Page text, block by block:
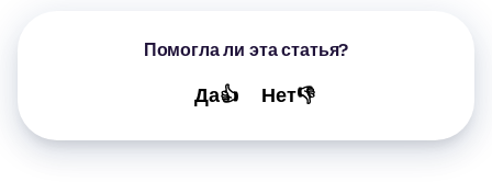
Помогла ли эта статья?
Да👍 Нет👎